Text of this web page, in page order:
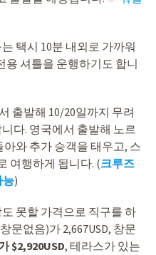
택시 10분 내외로 가까워
용 셔틀을 운행하기도 합니
출발해 10/20일까지 무려
다. 영국에서 출발해 노르
와 추가 승객을 태우고, 스
여행하게 됩니다. (크루즈
능)
못할 가격으로 직구를 하
문없음)가 2,667USD, 창문
$2,920USD, 테라스가 있는